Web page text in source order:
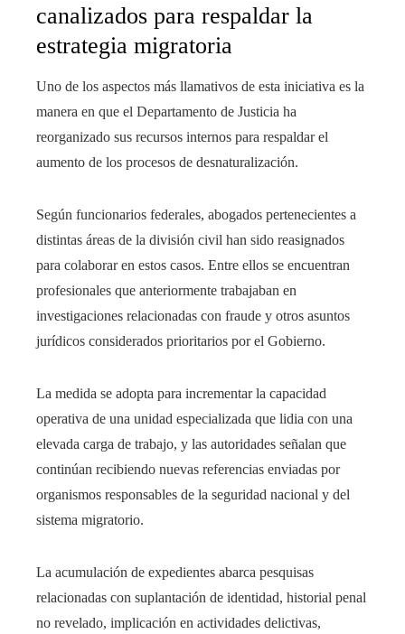
canalizados para respaldar la
estrategia migratoria
Uno de los aspectos más llamativos de esta iniciativa es la
manera en que el Departamento de Justicia ha
reorganizado sus recursos internos para respaldar el
aumento de los procesos de desnaturalización.
Según funcionarios federales, abogados pertenecientes a
distintas áreas de la división civil han sido reasignados
para colaborar en estos casos. Entre ellos se encuentran
profesionales que anteriormente trabajaban en
investigaciones relacionadas con fraude y otros asuntos
jurídicos considerados prioritarios por el Gobierno.
La medida se adopta para incrementar la capacidad
operativa de una unidad especializada que lidia con una
elevada carga de trabajo, y las autoridades señalan que
continúan recibiendo nuevas referencias enviadas por
organismos responsables de la seguridad nacional y del
sistema migratorio.
La acumulación de expedientes abarca pesquisas
relacionadas con suplantación de identidad, historial penal
no revelado, implicación en actividades delictivas,